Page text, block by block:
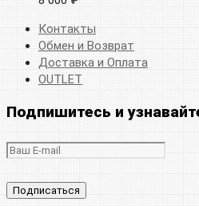
Контакты
Обмен и Возврат
Доставка и Оплата
OUTLET
Подпишитесь и